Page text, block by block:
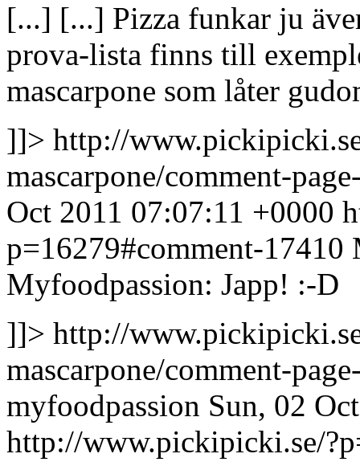
[...] [...] Pizza funkar ju
prova-lista finns till
mascarpone som låter
]]> http://
mascarpone/comment-
Oct 2011 07:07:11 +0000
p=16279#comment-17410
Myfoodpassion: Japp! :-D
]]> http://
mascarpone/comment-
myfoodpassion Sun, 02
http://www.pickipicki.se/